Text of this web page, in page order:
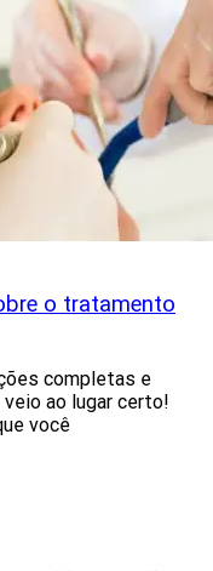
o tratamento
completas e
ao lugar certo!
você